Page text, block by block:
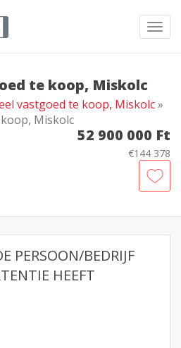
te koop, Miskolc
vastgoed te koop, Miskolc»
Miskolc
52 900 000 Ft
€144 378
PERSOON/BEDRIJF
HEEFT